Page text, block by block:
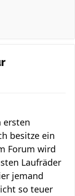
ersten
besitze ein
Forum wird
Laufräder
jemand
so teuer